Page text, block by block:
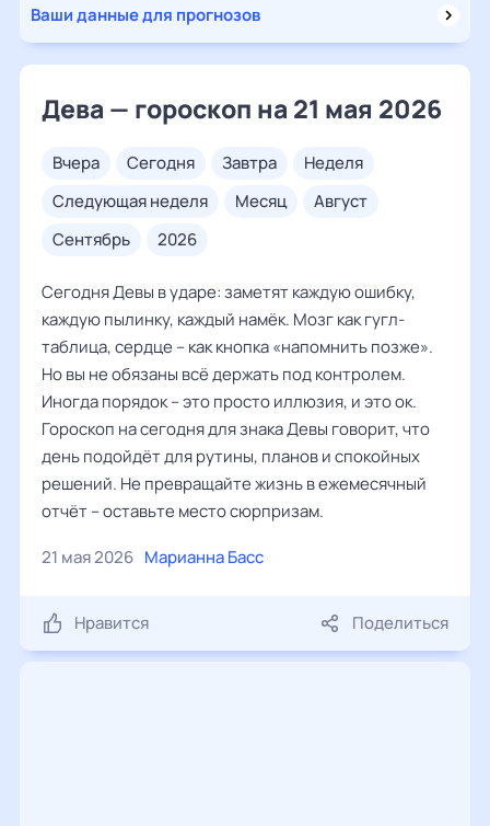
Ваши данные для прогнозов
Дева — гороскоп на 21 мая 2026
вчера сегодня завтра
неделя
следующая неделя
месяц
август
сентябрь
2026
Сегодня Девы в ударе: заметят каждую ошибку,
каждую пылинку, каждый намёк. Мозг как гугл-
таблица, сердце – как кнопка «напомнить позже».
Но вы не обязаны всё держать под контролем.
Иногда порядок – это просто иллюзия, и это ок.
Гороскоп на сегодня для знака Девы говорит, что
день подойдёт для рутины, планов и спокойных
решений. Не превращайте жизнь в ежемесячный
отчёт – оставьте место сюрпризам.
21 мая 2026 Марианна Басс
Нравится Поделиться